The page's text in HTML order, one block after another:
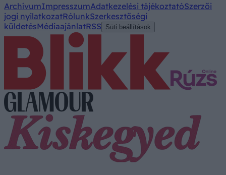
ArchívumImpresszumAdatkezelési tájékoztatóSzerzői
jogi nyilatkozatRólunkSzerkesztőségi
küldetésMédiaajánlatRSS Süti beállítások